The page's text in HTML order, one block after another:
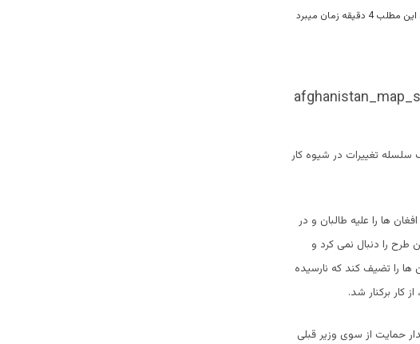
4 دقیقه زمان میبرد
تغییرات در شیوه کار
ها را علیه طالبان و در
را دنبال نمی کرد و
ها را تضیف کند که نارسیده
کار برکنار شد.
حمایت از سوی وزیر قبلی